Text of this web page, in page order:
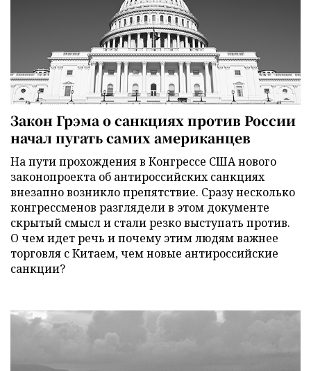
Закон Грэма о санкциях против России
начал пугать самих американцев
На пути прохождения в Конгрессе США нового
законопроекта об антироссийских санкциях
внезапно возникло препятствие. Сразу несколько
конгрессменов разглядели в этом документе
скрытый смысл и стали резко выступать против.
О чем идет речь и почему этим людям важнее
торговля с Китаем, чем новые антироссийские
санкции?